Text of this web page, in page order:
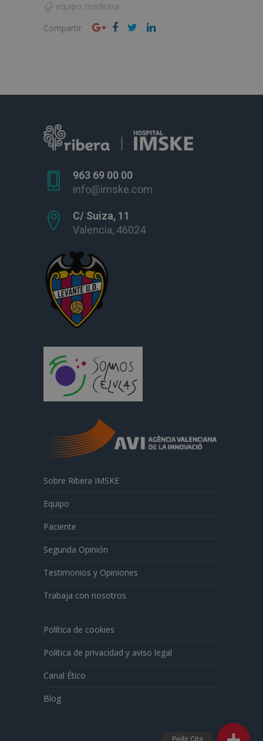
equipo, medicina
Compartir
963 69 00 00
info@imske.com
C/ Suiza, 11
Valencia, 46024
Sobre Ribera IMSKE
Equipo
Paciente
Segunda Opinión
Testimonios y Opiniones
Trabaja con nosotros
Política de cookies
Política de privacidad y aviso legal
Canal Ético
Blog